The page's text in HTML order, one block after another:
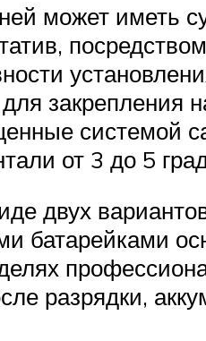
может иметь
системой
от 3 до 5
двух
батарейками
разрядки,